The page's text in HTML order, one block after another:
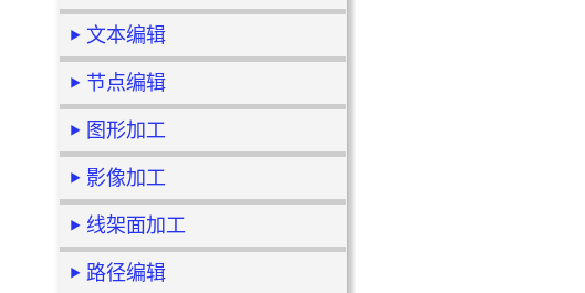
文本编辑
节点编辑
图形加工
影像加工
线架面加工
路径编辑